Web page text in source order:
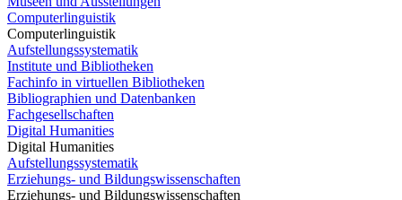
Computerlinguistik
Computerlinguistik
Aufstellungssystematik
Institute und Bibliotheken
Fachinfo in virtuellen Bibliotheken
Bibliographien und Datenbanken
Fachgesellschaften
Digital Humanities
Digital Humanities
Aufstellungssystematik
Erziehungs- und Bildungswissenschaften
Erziehungs- und Bildungswissenschaften